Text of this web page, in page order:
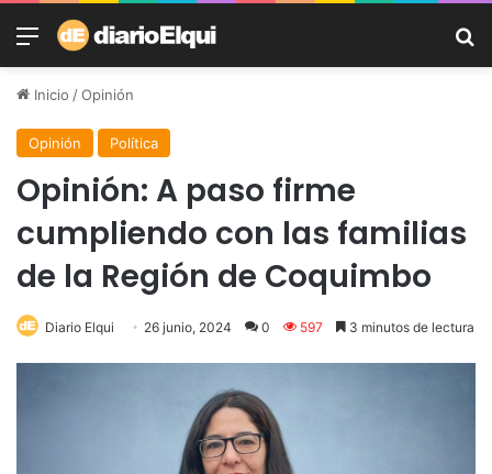
Menú
Inicio /Opinión
Opinión Política
Opinión: A paso firme
cumpliendo con las familias
de la Región de Coquimbo
Diario Elqui 26 junio, 2024 0 597 3 minutos de lectura